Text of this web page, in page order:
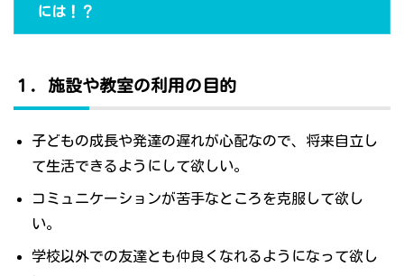
には！？
１．施設や教室の利用の目的
子どもの成長や発達の遅れが心配なので、将来自立し
て生活できるようにして欲しい。
コミュニケーションが苦手なところを克服して欲し
い。
学校以外での友達とも仲良くなれるようになって欲し